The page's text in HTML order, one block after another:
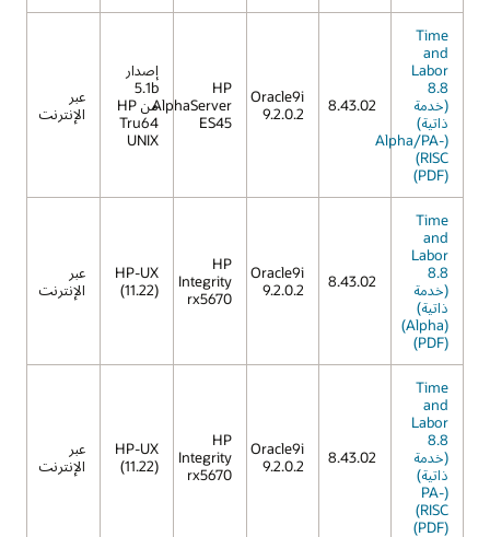
Time
and
Labor
8.8
(خدمة
ذاتية)
(Alpha/PA-
RISC)
(PDF)
8.43.02
Oracle9i
9.2.0.2
HP
AlphaServer
ES45
إصدار
5.1b
من HP
Tru64
UNIX
عبر
الإنترنت
Time
and
Labor
8.8
(خدمة
ذاتية)
(Alpha)
(PDF)
8.43.02
Oracle9i
9.2.0.2
HP
Integrity
rx5670
HP-UX
(11.22)
عبر
الإنترنت
Time
and
Labor
8.8
(خدمة
ذاتية)
(PA-
RISC)
(PDF)
8.43.02
Oracle9i
9.2.0.2
HP
Integrity
rx5670
HP-UX
(11.22)
عبر
الإنترنت